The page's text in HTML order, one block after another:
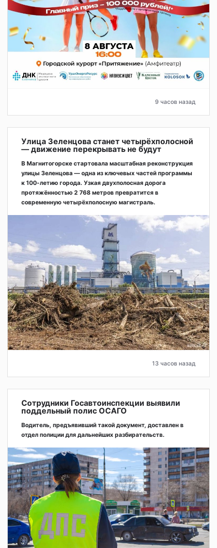
9 часов назад
Улица Зеленцова станет четырёхполосной
— движение перекрывать не будут
В Магнитогорске стартовала масштабная реконструкция
улицы Зеленцова — одна из ключевых частей программы
к 100-летию города. Узкая двухполосная дорога
протяжённостью 2 768 метров превратится в
современную четырёхполосную магистраль.
13 часов назад
Сотрудники Госавтоинспекции выявили
поддельный полис ОСАГО
Водитель, предъявивший такой документ, доставлен в
отдел полиции для дальнейших разбирательств.